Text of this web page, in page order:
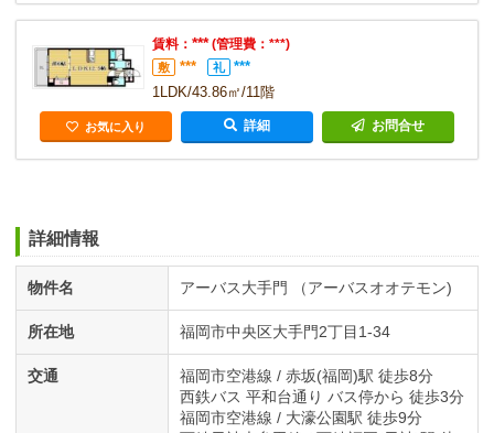
賃料： ***(管理費：***)
敷 *** 礼
***
1LDK/43.86㎡/11階
お気に入り 詳細 お問合せ
詳細情報
物件名 アーバス大手門 （アーバスオオテモン)
所在地 福岡市中央区大手門2丁目1-34
交通
福岡市空港線 / 赤坂(福岡)駅 徒歩8分
西鉄バス 平和台通り バス停から 徒歩3分
福岡市空港線 / 大濠公園駅 徒歩9分